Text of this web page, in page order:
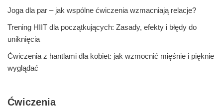
Joga dla par – jak wspólne ćwiczenia wzmacniają relacje?
Trening HIIT dla początkujących: Zasady, efekty i błędy do
uniknięcia
Ćwiczenia z hantlami dla kobiet: jak wzmocnić mięśnie i pięknie
wyglądać
Ćwiczenia